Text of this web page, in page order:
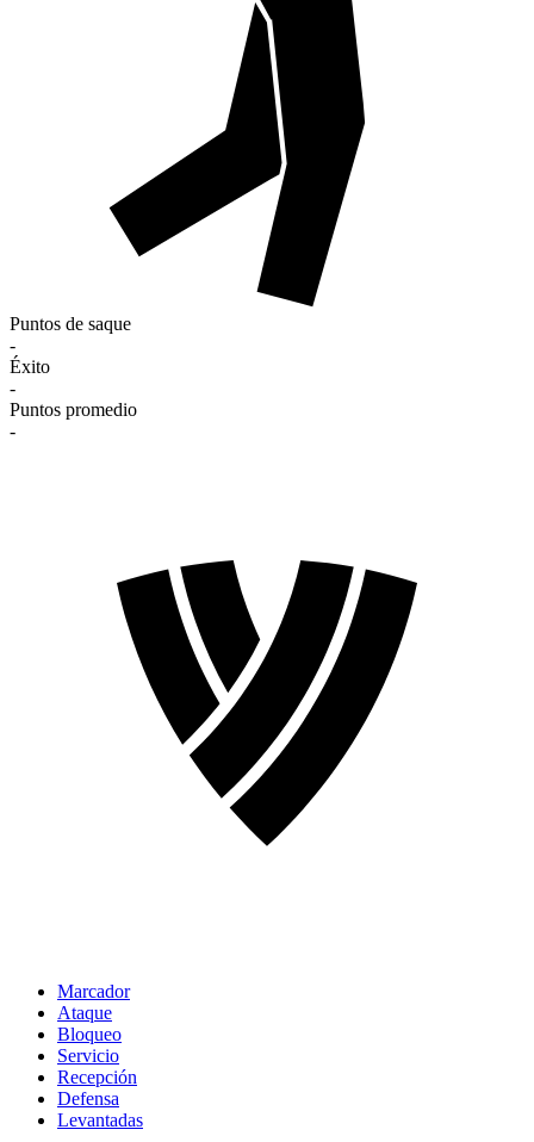
Puntos de saque
-
Éxito
-
Puntos promedio
-
Marcador
Ataque
Bloqueo
Servicio
Recepción
Defensa
Levantadas